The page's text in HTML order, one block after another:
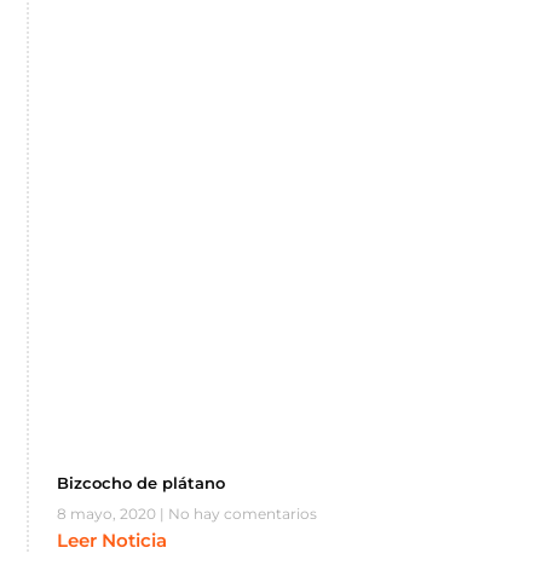
Bizcocho de plátano
8 mayo, 2020 No hay comentarios
Leer Noticia